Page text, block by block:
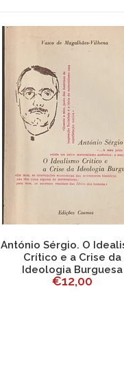
António Sérgio. O
Crítico e a Crise da
Ideologia Burguesa
€12,00